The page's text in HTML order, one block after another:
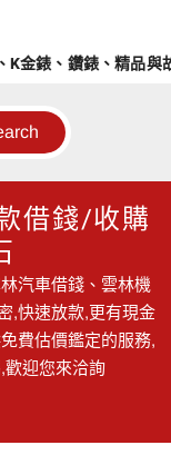
金錶、鑽錶、精品與
借錢/收購
汽車借錢、雲林機
,快速放款,更有現金
費估價鑑定的服務,
歡迎您來洽詢